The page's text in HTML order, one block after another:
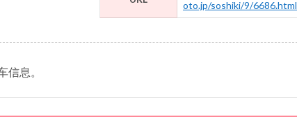
oto.jp/soshiki/9/6686.html
信息。